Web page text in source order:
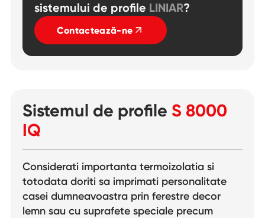
sistemului de profile LINIAR?
Contactează-ne
Sistemul de profile S 8000
IQ
Considerati importanta termoizolatia si
totodata doriti sa imprimati personalitate
casei dumneavoastra prin ferestre decor
lemn sau cu suprafete speciale precum